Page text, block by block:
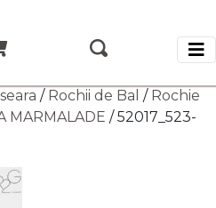
/ Rochii de Bal / Rochie
MARMALADE / 52017_523-